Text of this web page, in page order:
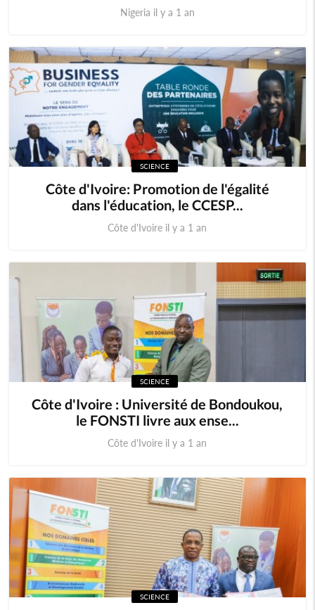
Nigeria il y a 1 an
SCIENCE
Côte d'Ivoire: Promotion de l'égalité
dans l'éducation, le CCESP...
Côte d'Ivoire il y a 1 an
SCIENCE
Côte d'Ivoire : Université de Bondoukou,
le FONSTI livre aux ense...
Côte d'Ivoire il y a 1 an
SCIENCE